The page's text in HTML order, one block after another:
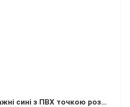
Рукавички трикотажні сині з ПВХ точкою розмір 10 (XL)